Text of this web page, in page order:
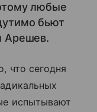
любые
бьют
Арешев.
что сегодня
испытывают